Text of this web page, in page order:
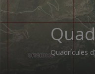
Quadrícules